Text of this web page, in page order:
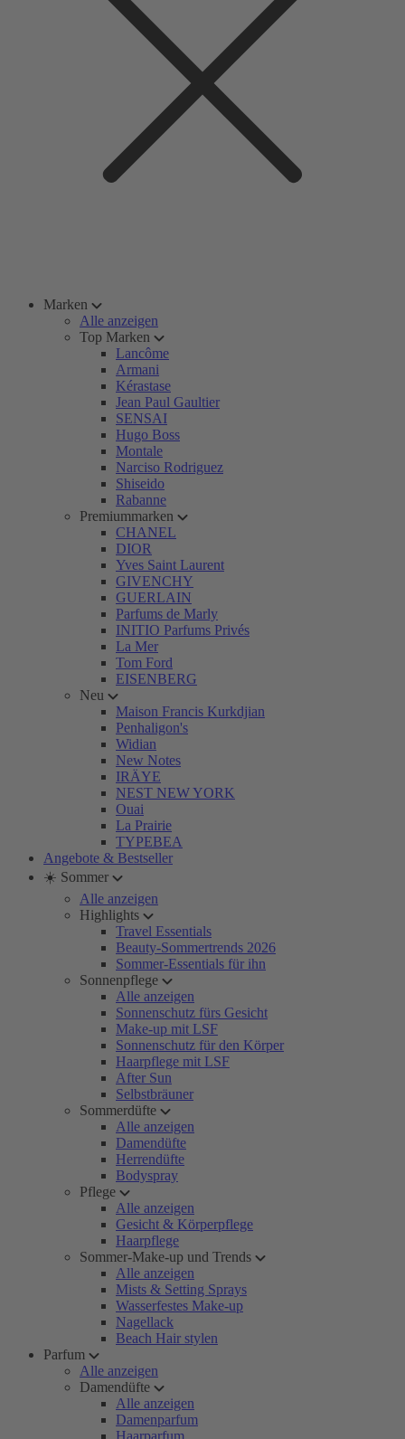
Marken
Alle anzeigen
Top Marken
Lancôme
Armani
Kérastase
Jean Paul Gaultier
SENSAI
Hugo Boss
Montale
Narciso Rodriguez
Shiseido
Rabanne
Premiummarken
CHANEL
DIOR
Yves Saint Laurent
GIVENCHY
GUERLAIN
Parfums de Marly
INITIO Parfums Privés
La Mer
Tom Ford
EISENBERG
Neu
Maison Francis Kurkdjian
Penhaligon's
Widian
New Notes
IRÄYE
NEST NEW YORK
Ouai
La Prairie
TYPEBEA
Angebote & Bestseller
☀️ Sommer
Alle anzeigen
Highlights
Travel Essentials
Beauty-Sommertrends 2026
Sommer-Essentials für ihn
Sonnenpflege
Alle anzeigen
Sonnenschutz fürs Gesicht
Make-up mit LSF
Sonnenschutz für den Körper
Haarpflege mit LSF
After Sun
Selbstbräuner
Sommerdüfte
Alle anzeigen
Damendüfte
Herrendüfte
Bodyspray
Pflege
Alle anzeigen
Gesicht & Körperpflege
Haarpflege
Sommer-Make-up und Trends
Alle anzeigen
Mists & Setting Sprays
Wasserfestes Make-up
Nagellack
Beach Hair stylen
Parfum
Alle anzeigen
Damendüfte
Alle anzeigen
Damenparfum
Haarparfum